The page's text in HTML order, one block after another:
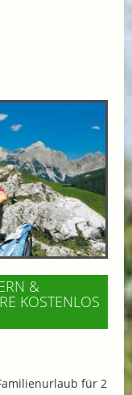
&
KOSTENLOS
für 2